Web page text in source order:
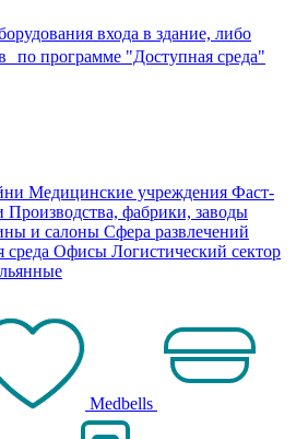
входа в здание, либо
по программе "Доступная среда"
Медицинские учреждения Фаст-
Производства, фабрики, заводы
и салоны Сфера развлечений
среда Офисы Логистический сектор
Medbells